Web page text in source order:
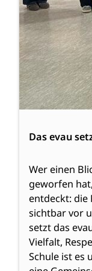
Das evau
Wer einen
geworfen
entdeckt: die
sichtbar vor
setzt das
Vielfalt,
Schule ist es